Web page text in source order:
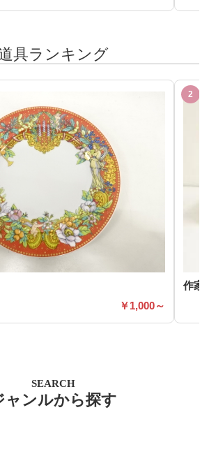
具ランキング
1,000～
作家
SEARCH
ャンルから探す